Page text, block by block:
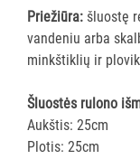
aksesuarai
Vežimėliai
viešbučiams
APSAUGOS
PRIEMONĖS
Priežiūra: šluostę
vandeniu arba
minkštiklių ir
Šluostės rulono
Aukštis: 25cm
Plotis: 25cm